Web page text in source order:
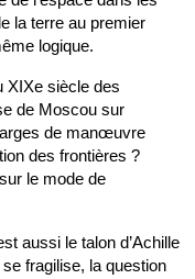
la terre au premier
logique.
XIXe siècle des
de Moscou sur
de manœuvre
des frontières ?
le mode de
aussi le talon d’Achille
fragilise, la question